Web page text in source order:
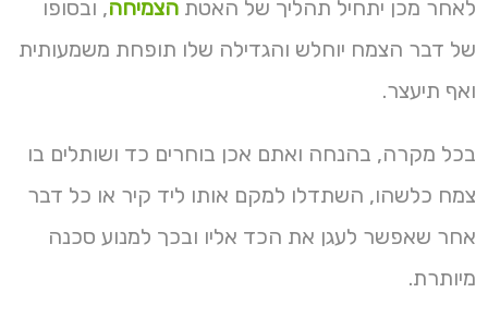
לאחר מכן יתחיל תהליך של האטת הצמיחה, ובסופו
של דבר הצמח יוחלש והגדילה שלו תופחת משמעותית
ואף תיעצר.
בכל מקרה, בהנחה ואתם אכן בוחרים כד ושותלים בו
צמח כלשהו, השתדלו למקם אותו ליד קיר או כל דבר
אחר שאפשר לעגן את הכד אליו ובכך למנוע סכנה
מיותרת.